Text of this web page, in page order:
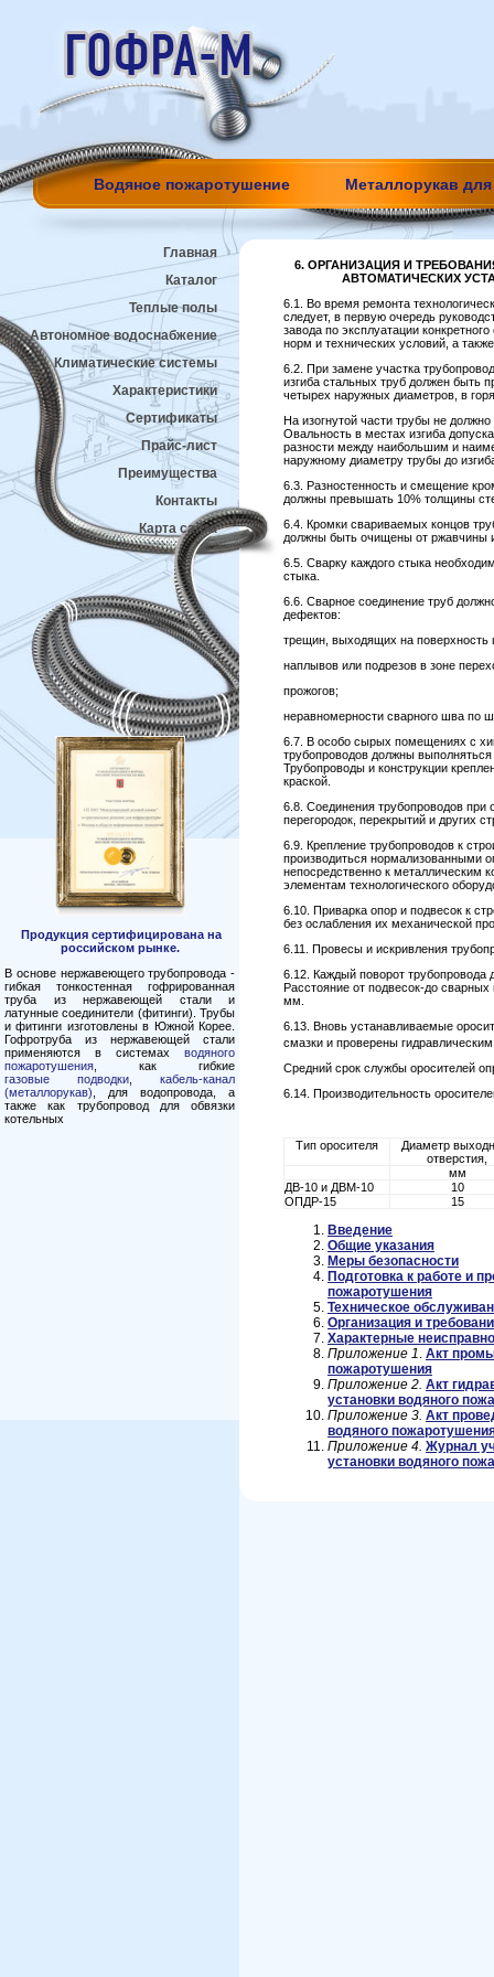
Водяное пожаротушение Металлорукав
Главная
Каталог
Теплые полы
Автономное водоснабжение
Климатические системы
Характеристики
Сертификаты
Прайс-лист
Преимущества
Контакты
Карта сайта
Продукция сертифицирована на
российском рынке.
В основе нержавеющего трубопровода -
гибкая тонкостенная гофрированная
труба из нержавеющей стали и
латунные соединители (фитинги). Трубы
и фитинги изготовлены в Южной Корее.
Гофротруба из нержавеющей стали
применяются в системах водяного
пожаротушения , как гибкие
газовые подводки
кабель-канал
(металлорукав) , для водопровода, а
также как трубопровод для обвязки
котельных
6. ОРГАНИЗАЦИЯ И
АВТОМАТИЧЕСКИХ
6.1. Во время ремонта
следует, в первую очередь
завода по эксплуатации
норм и технических условий, а
6.2. При замене участка
изгиба стальных труб должен быть
четырех наружных диаметров, в
На изогнутой части трубы не
Овальность в местах изгиба
разности между наибольшим и
наружному диаметру трубы до
6.3. Разностенность и смещение
должны превышать 10% толщины
6.4. Кромки свариваемых концов
должны быть очищены от ржавчины
6.5. Сварку каждого стыка
стыка.
6.6. Сварное соединение труб
дефектов:
трещин, выходящих на поверхность
наплывов или подрезов в зоне
прожогов;
неравномерности сварного шва по
6.7. В особо сырых помещениях с
трубопроводов должны
Трубопроводы и конструкции
краской.
6.8. Соединения трубопроводов при
перегородок, перекрытий и других
6.9. Крепление трубопроводов к
производиться нормализованными
непосредственно к металлическим
элементам технологического
6.10. Приварка опор и подвесок к
без ослабления их механической
6.11. Провесы и искривления
6.12. Каждый поворот трубопровода
Расстояние от подвесок-до
мм.
6.13. Вновь устанавливаемые
смазки и проверены
Средний срок службы оросителей
6.14. Производительность
Тип оросителя
Диаметр
отверстия,
мм
ДВ-10 и ДВМ-10
10
ОПДР-15
15
Введение
Общие указания
Меры безопасности
Подготовка к работе и
пожаротушения
Техническое
Организация и
Характерные
Приложение 1 Акт
пожаротушения
Приложение 2. Акт
установки водяного
Приложение 3. Акт
водяного
Приложение 4. Журнал
установки водяного